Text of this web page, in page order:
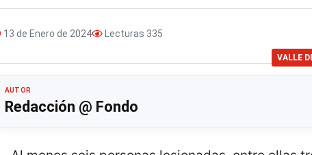
13 de Enero de 2024 Lecturas 335
VALLE
AUTOR
Redacción @ Fondo